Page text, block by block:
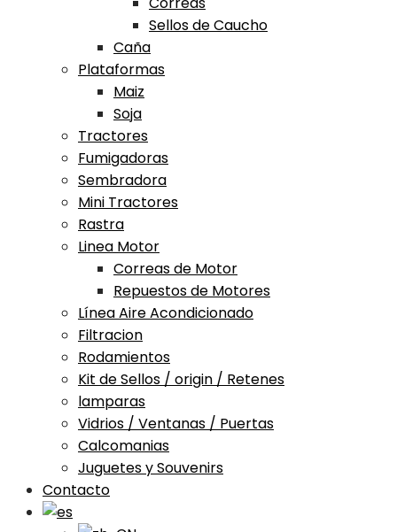
Sellos de Caucho
Caña
Plataformas
Maiz
Soja
Tractores
Fumigadoras
Sembradora
Mini Tractores
Rastra
Linea Motor
Correas de Motor
Repuestos de Motores
Línea Aire Acondicionado
Filtracion
Rodamientos
Kit de Sellos / origin / Retenes
lamparas
Vidrios / Ventanas / Puertas
Calcomanias
Juguetes y Souvenirs
Contacto